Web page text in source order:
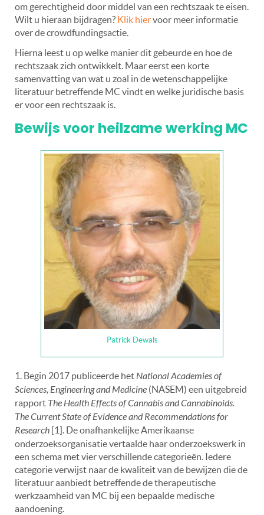
om gerechtigheid door middel van een rechtszaak te eisen.
Wilt u hieraan bijdragen? Klik hiervoor meer informatie
over de crowdfundingsactie.
Hierna leest u op welke manier dit gebeurde en hoe de
rechtszaak zich ontwikkelt. Maar eerst een korte
samenvatting van wat u zoal in de wetenschappelijke
literatuur betreffende MC vindt en welke juridische basis
er voor een rechtszaak is.
Bewijs voor heilzame werking MC
Patrick Dewals
1. Begin 2017 publiceerde hetNational Academies of
Sciences, Engineering and Medicine (NASEM) een uitgebreid
rapport The Health Effects of Cannabis and Cannabinoids.
The Current State of Evidence and Recommendations for
Research [1]. De onafhankelijke Amerikaanse
onderzoeksorganisatie vertaalde haar onderzoekswerk in
een schema met vier verschillende categorieën. Iedere
categorie verwijst naar de kwaliteit van de bewijzen die de
literatuur aanbiedt betreffende de therapeutische
werkzaamheid van MC bij een bepaalde medische
aandoening.